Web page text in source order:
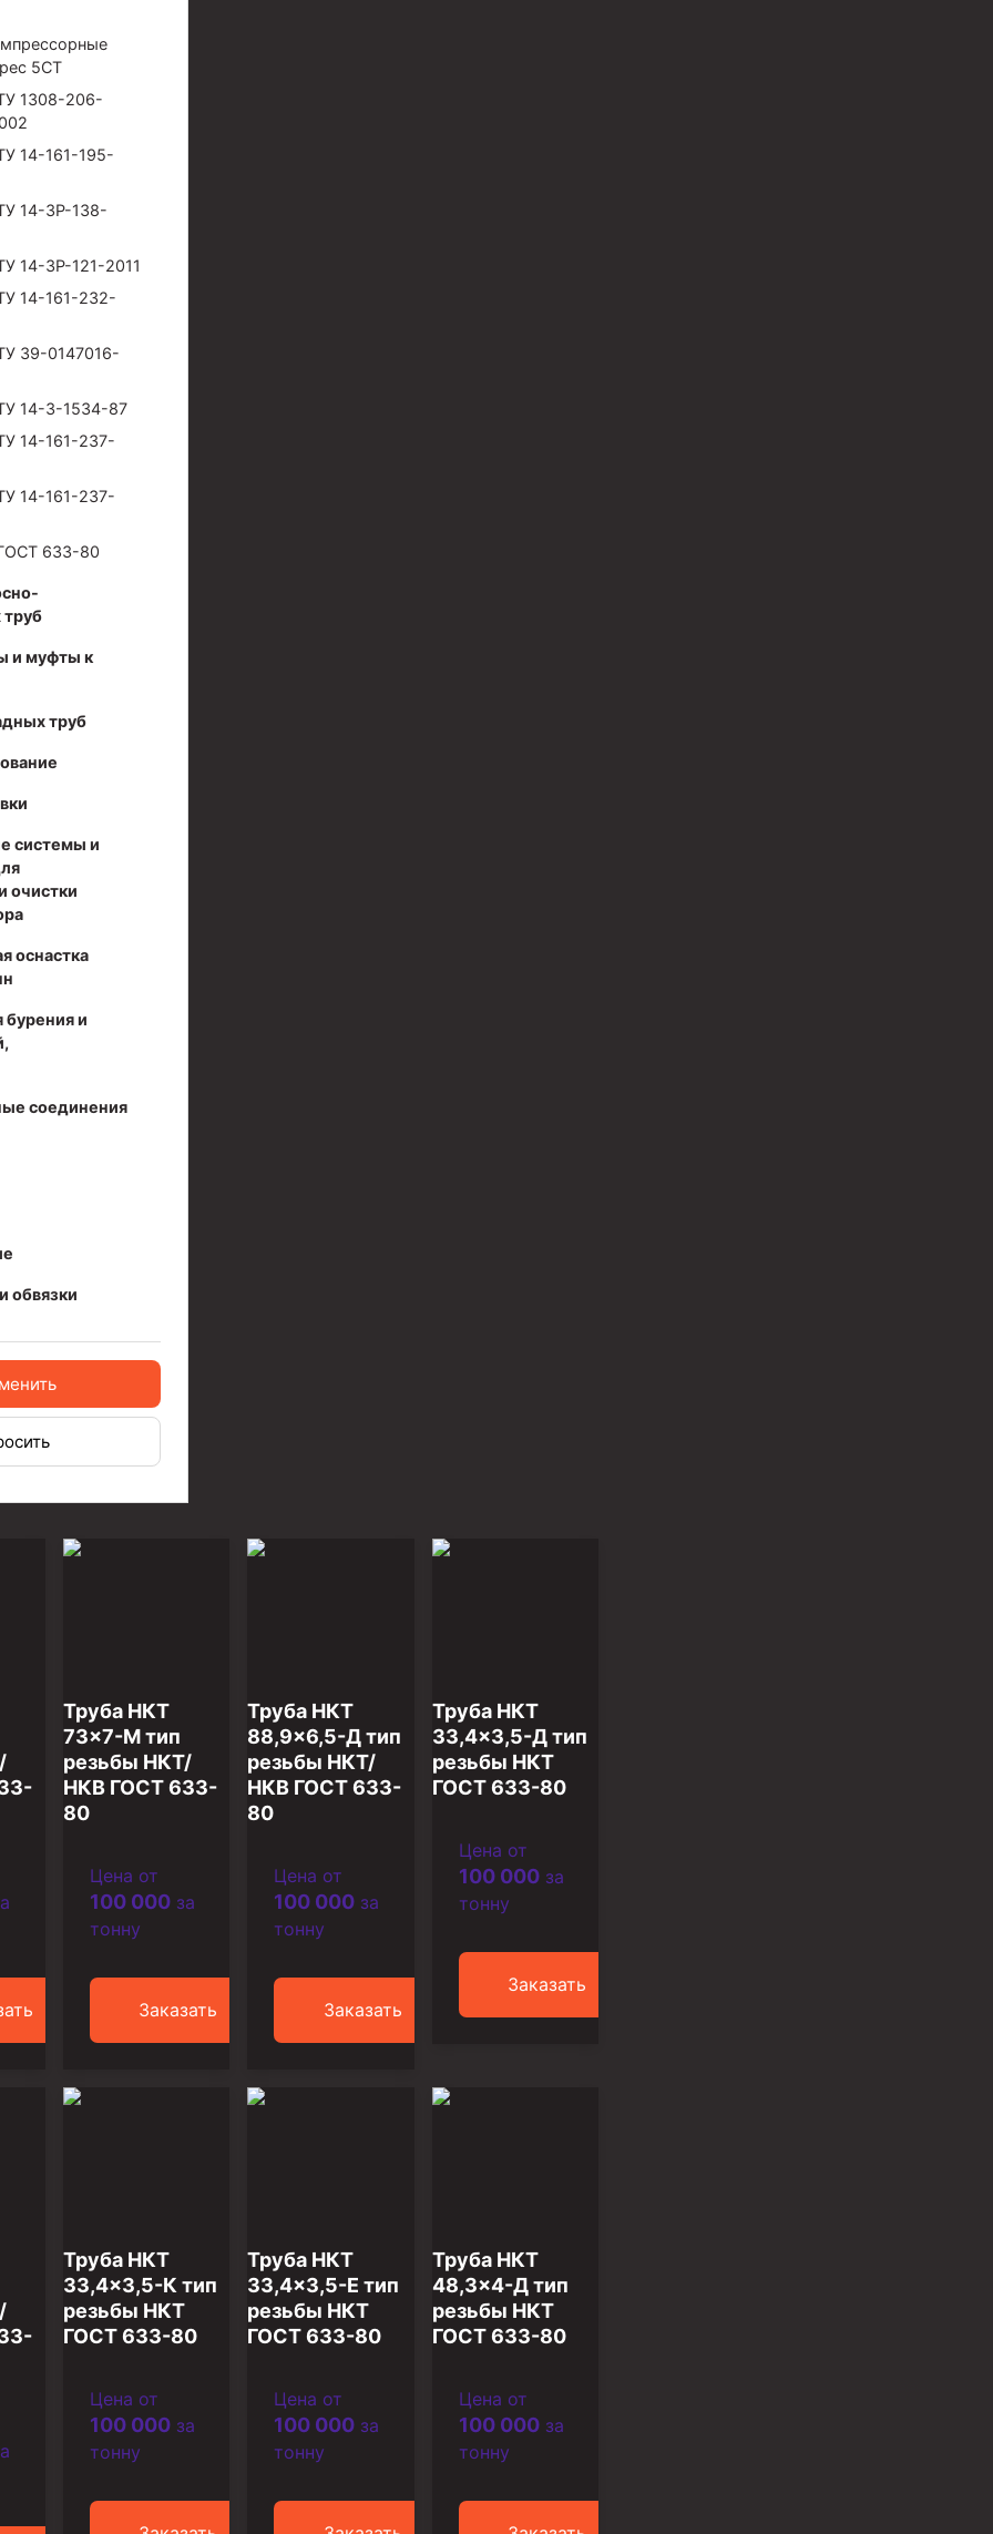
и очистки бурового раствора
скважин УЭЦС
5CT
1308-206-
14-161-195-
14-3Р-138-
14-3Р-121-2011
14-161-232-
39-0147016-
14-3-1534-87
14-161-237-
14-161-237-
633-80
и муфты к
труб
системы и
очистки
оснастка
бурения и
соединения
обвязки
Труба НКТ
73×7-М тип
резьбы НКТ/
НКВ ГОСТ 633-
80
Цена от
100 000за
тонну
Заказать
Труба НКТ
88,9×6,5-Д тип
резьбы НКТ/
НКВ ГОСТ 633-
80
Цена от
100 000 за
тонну
Заказать
Труба НКТ
33,4×3,5-Д тип
резьбы НКТ
ГОСТ 633-80
Цена от
100 000за
тонну
Заказать
Труба НКТ
33,4×3,5-К тип
резьбы НКТ
ГОСТ 633-80
Цена от
100 000за
тонну
Труба НКТ
33,4×3,5-Е тип
резьбы НКТ
ГОСТ 633-80
Цена от
100 000 за
тонну
Труба НКТ
48,3×4-Д тип
резьбы НКТ
ГОСТ 633-80
Цена от
100 000за
тонну